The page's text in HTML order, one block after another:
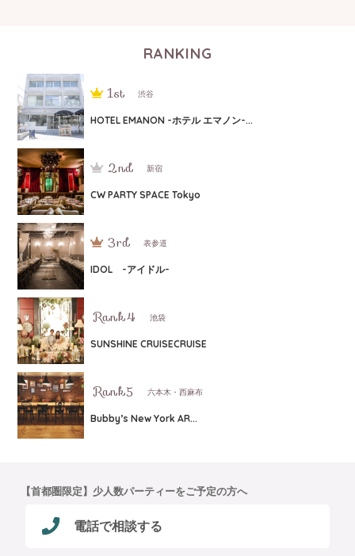
RANKING
渋谷
HOTEL EMANON -ホテル エマノン-...
新宿
CW PARTY SPACE Tokyo
表参道
IDOL -アイドル-
池袋
SUNSHINE CRUISECRUISE
六本木・西麻布
Bubby’s New York AR...
【首都圏限定】少人数パーティーをご予定の方へ
電話で相談する